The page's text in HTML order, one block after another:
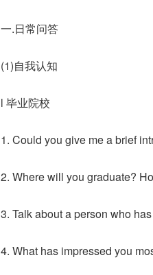
一.日常问答
(1)自我认知
l 毕业院校
1. Could you give me a brief
2. Where will you graduate?
3. Talk about a person who
4. What has impressed you